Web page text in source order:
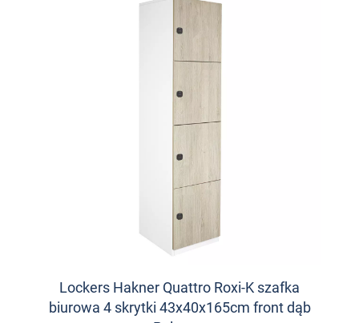
Lockers Hakner Quattro Roxi-K szafka
biurowa 4 skrytki 43x40x165cm front dąb